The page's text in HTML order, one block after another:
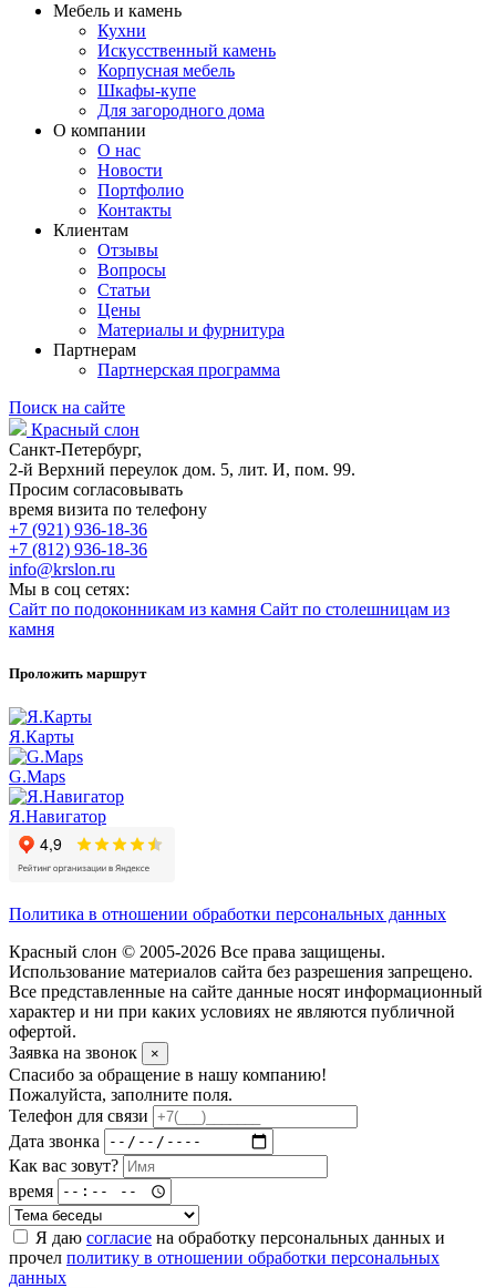
Мебель и камень
Кухни
Искусственный камень
Корпусная мебель
Шкафы-купе
Для загородного дома
О компании
О нас
Новости
Портфолио
Контакты
Клиентам
Отзывы
Вопросы
Статьи
Цены
Материалы и фурнитура
Партнерам
Партнерская программа
Поиск на сайте
Красный слон
Санкт-Петербург,
2-й Верхний переулок дом. 5, лит. И, пом. 99.
Просим согласовывать
время визита по телефону
+7 (921) 936-18-36
+7 (812) 936-18-36
info@krslon.ru
Мы в соц сетях:
Сайт по подоконникам из камня Сайт по столешницам из
камня
Проложить маршрут
Я.Карты
G.Maps
Я.Навигатор
Политика в отношении обработки персональных данных
Красный слон © 2005-2026 Все права защищены.
Использование материалов сайта без разрешения запрещено.
Все представленные на сайте данные носят информационный
характер и ни при каких условиях не являются публичной
офертой.
Заявка на звонок
×
Спасибо за обращение в нашу компанию!
Пожалуйста, заполните поля.
Телефон для связи
Дата звонка
Как вас зовут?
время
Я даю согласие на обработку персональных данных и
прочел политику в отношении обработки персональных
данных